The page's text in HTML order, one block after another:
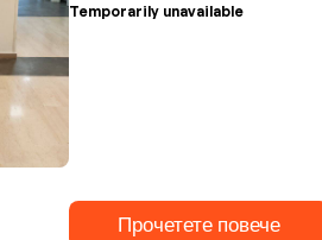
Temporarily unavailable
Прочетете повече